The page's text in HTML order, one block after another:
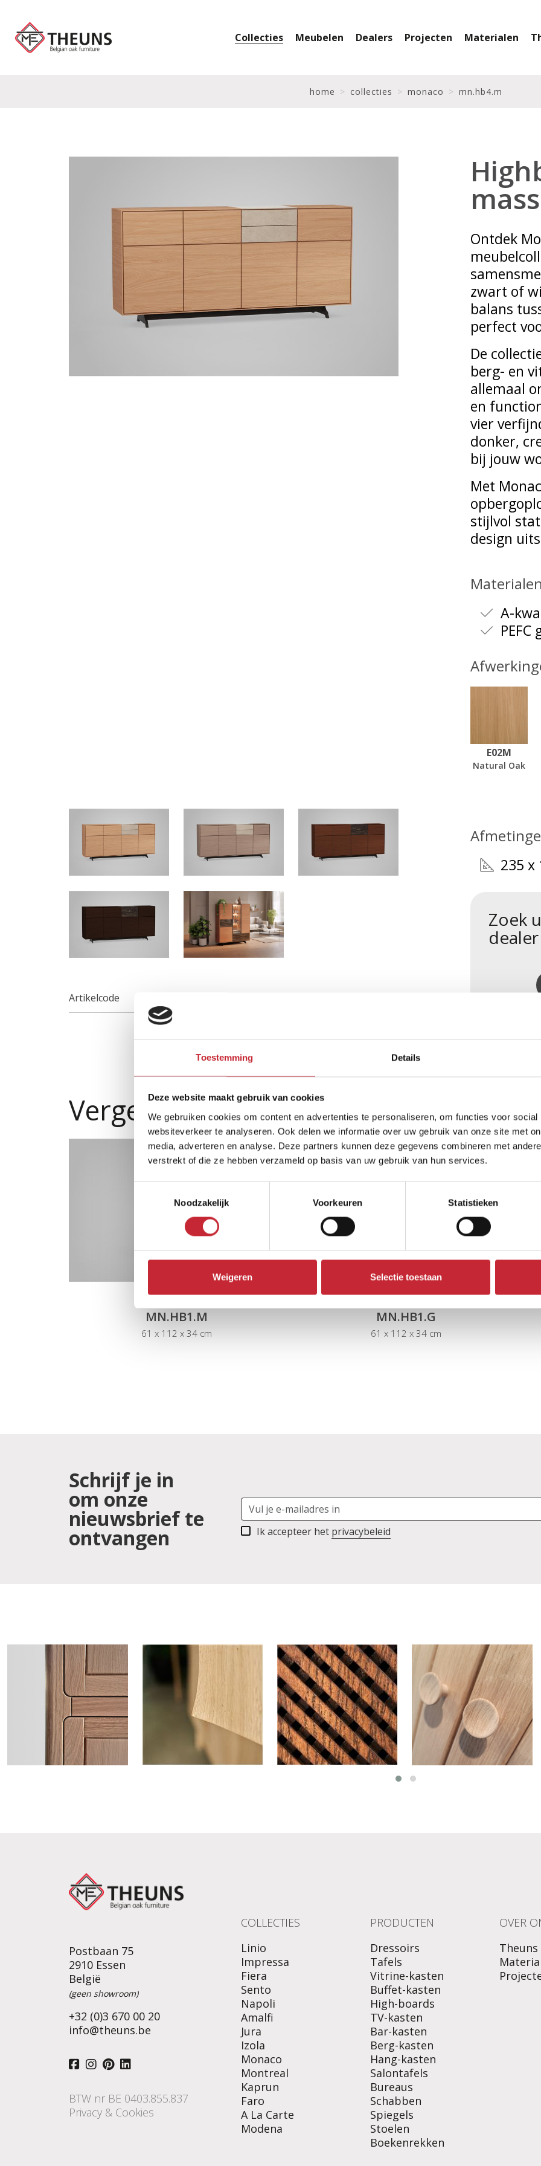
Toestemming Details
Deze website maakt gebruik van cookies
We gebruiken cookies om content en advertenties te personaliseren, om functies voor social
websiteverkeer te analyseren. Ook delen we informatie over uw gebruik van onze site met
media, adverteren en analyse. Deze partners kunnen deze gegevens combineren met
verstrekt of die ze hebben verzameld op basis van uw gebruik van hun services.
Noodzakelijk
Voorkeuren Statistieken
Weigeren Selectie toestaan
Collecties Meubelen Dealers Projecten Materialen
home collecties monaco mn.hb4.m
Ontdek
zwart of
balans
perfect
De
berg- en
allemaal
en
vier
donker,
bij jouw
Met
stijlvol
design
Artikelcode
Materialen
A-
E02M
Natural Oak
235 x
Zoek
Vergelijkbare producten
MN.HB1.M
61 x 112 x 34 cm
MN.HB1.G
61 x 112 x 34 cm
Schrijf je in
om onze
nieuwsbrief te
ontvangen Ik accepteer het privacybeleid
Postbaan 75
2910 Essen
België
(geen showroom)
+32 (0)3 670 00 20
info@theuns.be
BTW nr BE 0403.855.837
Privacy & Cookies
COLLECTIES
Linio
Impressa
Fiera
Sento
Napoli
Amalfi
Jura
Izola
Monaco
Montreal
Kaprun
Faro
A La Carte
Modena
PRODUCTEN
Dressoirs
Tafels
Vitrine-kasten
Buffet-kasten
High-boards
TV-kasten
Bar-kasten
Berg-kasten
Hang-kasten
Salontafels
Bureaus
Schabben
Spiegels
Stoelen
Boekenrekken
OVER
Theuns